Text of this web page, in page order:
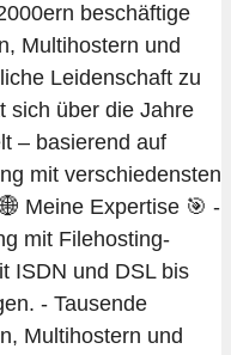
beschäftige
Multihostern und
Leidenschaft zu
sich über die Jahre
– basierend auf
mit verschiedensten
Meine Expertise 🎯 -
mit Filehosting-
ISDN und DSL bis
- Tausende
Multihostern und